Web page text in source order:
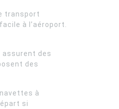
transport
à l’aéroport.
assurent des
des
à
si